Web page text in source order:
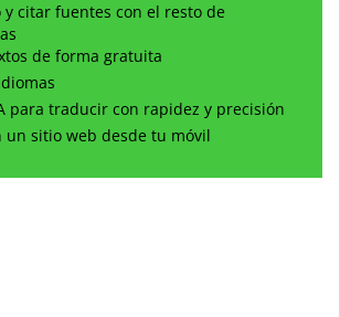
y citar fuentes con el resto de
de forma gratuita
para traducir con rapidez y precisión
un sitio web desde tu móvil